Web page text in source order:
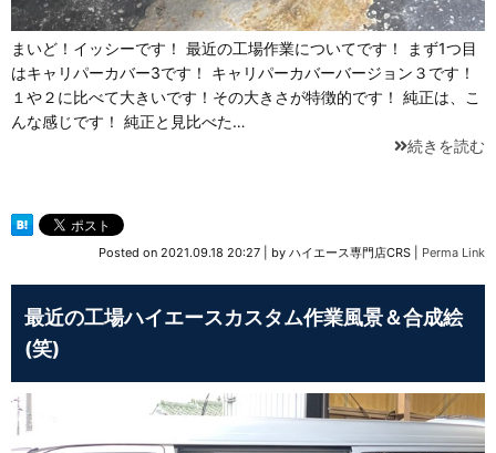
まいど！イッシーです！ 最近の工場作業についてです！ まず1つ目
はキャリパーカバー3です！ キャリパーカバーバージョン３です！
１や２に比べて大きいです！その大きさが特徴的です！ 純正は、こ
んな感じです！ 純正と見比べた…
続きを読む
Posted on 2021.09.18 20:27 by ハイエース専門店CRS Perma Link
最近の工場ハイエースカスタム作業風景＆合成絵
(笑)